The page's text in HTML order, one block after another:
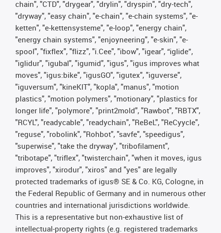
chain", "CTD", "drygear", "drylin", "dryspin", "dry-tech",
"dryway", "easy chain", "e-chain", "e-chain systems", "e-
ketten", "e-kettensysteme", "e-loop", "energy chain",
"energy chain systems", "enjoyneering", "e-skin", "e-
spool", "fixflex", "flizz", "i.Cee", "ibow", "igear", “iglide”,
"iglidur", "igubal", "igumid", "igus", "igus improves what
moves", "igus:bike", "igusGO", "igutex", "iguverse",
"iguversum", "kineKIT", "kopla", "manus", "motion
plastics", "motion polymers", "motionary", "plastics for
longer life", "polymore", "print2mold", "Rawbot", "RBTX",
"RCYL", "readycable", "readychain", "ReBeL", "ReCyycle",
"reguse", "robolink", "Rohbot", "savfe", "speedigus",
"superwise", "take the dryway", "tribofilament",
"tribotape", "triflex", "twisterchain", "when it moves, igus
improves", "xirodur", "xiros" and "yes" are legally
protected trademarks of igus® SE & Co. KG, Cologne, in
the Federal Republic of Germany and in numerous other
countries and international jurisdictions worldwide.
This is a representative but non-exhaustive list of
intellectual-property rights (e.g. registered trademarks